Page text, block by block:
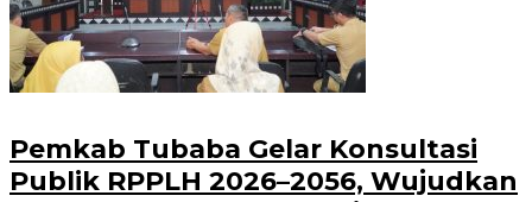
Pemkab Tubaba Gelar Konsultasi
Publik RPPLH 2026–2056, Wujudkan